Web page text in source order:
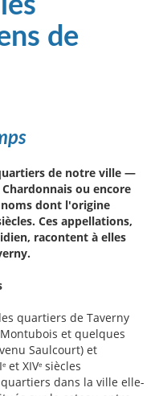
de
de notre ville —
ou encore
dont l'origine
Ces appellations,
racontent à elles
quartiers de Taverny
et quelques
Saulcourt) et
e et XIVe siècles
dans la ville elle-